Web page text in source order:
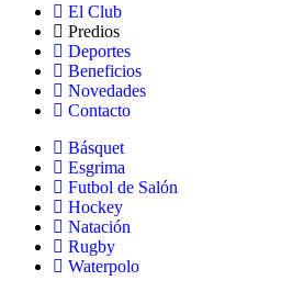
El Club
Predios
Deportes
Beneficios
Novedades
Contacto
Básquet
Esgrima
Futbol de Salón
Hockey
Natación
Rugby
Waterpolo